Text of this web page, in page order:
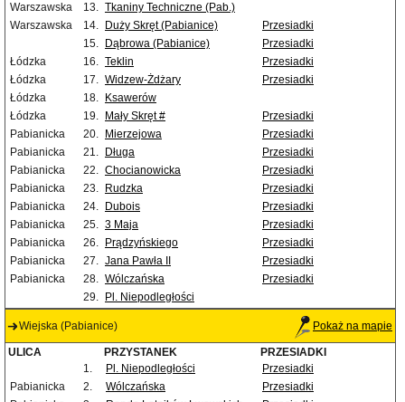
Warszawska
13. Tkaniny Techniczne (Pab.)
Warszawska
14. Duży Skręt (Pabianice)
Przesiadki
15.
Dąbrowa (Pabianice)
Przesiadki
Łódzka
16. Teklin
Przesiadki
Łódzka
17. Widzew-Żdżary
Przesiadki
Łódzka
18.
Ksawerów
Łódzka
19. Mały Skręt #
Przesiadki
Pabianicka
20. Mierzejowa
Przesiadki
Pabianicka
21. Długa
Przesiadki
Pabianicka
22. Chocianowicka
Przesiadki
Pabianicka
23. Rudzka
Przesiadki
Pabianicka
24. Dubois
Przesiadki
Pabianicka
25. 3 Maja
Przesiadki
Pabianicka
26. Prądzyńskiego
Przesiadki
Pabianicka
27. Jana Pawła II
Przesiadki
Pabianicka
28. Wólczańska
Przesiadki
29.
Pl. Niepodległości
Wiejska (Pabianice) Pokaż na mapie
ULICA PRZYSTANEK
PRZESIADKI
1.
Pl. Niepodległości
Przesiadki
Pabianicka
2. Wólczańska
Przesiadki